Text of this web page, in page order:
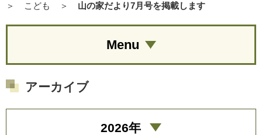
＞
こども ＞ 山の家だより7月号を掲載します
Menu
アーカイブ
2026年